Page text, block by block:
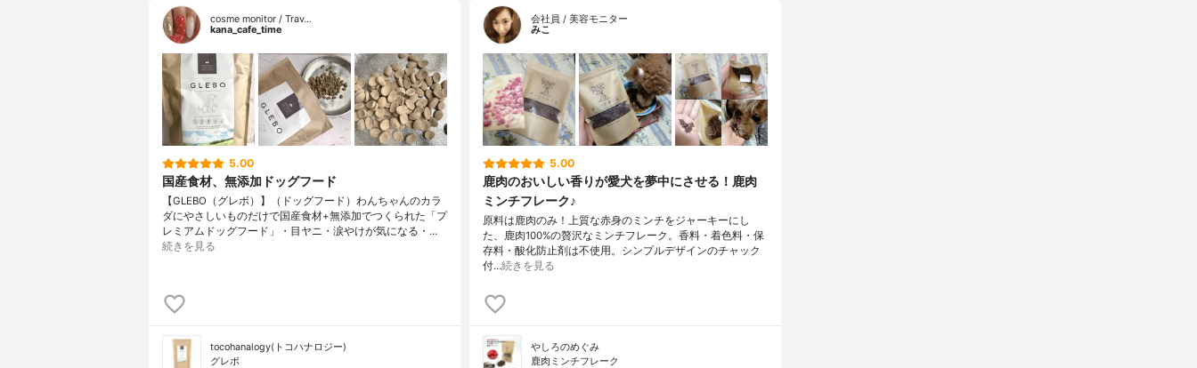
cosme monitor / Trav…
kana_cafe_time
5.00
国産食材、無添加ドッグフード
【GLEBO（グレボ）】（ドッグフード）わんちゃんのカラ
ダにやさしいものだけで国産食材+無添加でつくられた「プ
レミアムドッグフード」・目ヤニ・涙やけが気になる・…
続きを見る
tocohanalogy(トコハナロジー)
グレボ
会社員 / 美容モニター
みこ
5.00
鹿肉のおいしい香りが愛犬を夢中にさせる！鹿肉
ミンチフレーク♪
原料は鹿肉のみ！上質な赤身のミンチをジャーキーにし
た、鹿肉100%の贅沢なミンチフレーク。香料・着色料・保
存料・酸化防止剤は不使用。シンプルデザインのチャック
付…続きを見る
やしろのめぐみ
鹿肉ミンチフレーク